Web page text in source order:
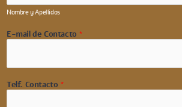
Nombre y Apellidos
E-mail de Contacto *
Telf. Contacto *